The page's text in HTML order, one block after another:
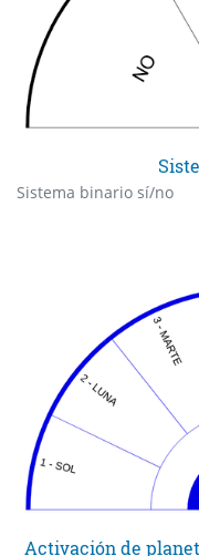
Sistema binario sí/no
Activación de